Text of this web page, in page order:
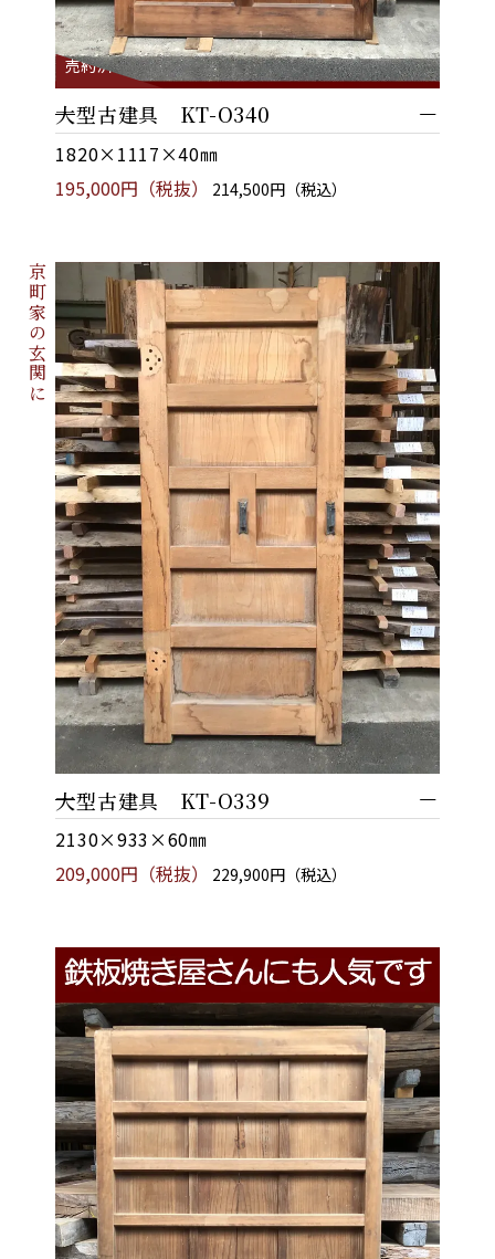
大型古建具 KT-O340
1820×1117×40㎜
195,000円（税抜）
214,500円（税込）
売約済
京町家の玄関に
大型古建具 KT-O339
2130×933×60㎜
209,000円（税抜）
229,900円（税込）